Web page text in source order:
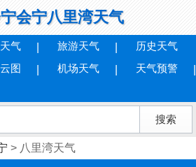
会宁八里湾天气
气 旅游天气
历史天气
图 机场天气
天气预警
> 八里湾天气